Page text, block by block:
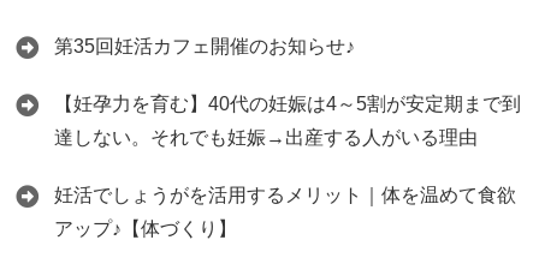
第35回妊活カフェ開催のお知らせ♪
【妊孕力を育む】40代の妊娠は4～5割が安定期まで到
達しない。それでも妊娠→出産する人がいる理由
妊活でしょうがを活用するメリット｜体を温めて食欲
アップ♪【体づくり】